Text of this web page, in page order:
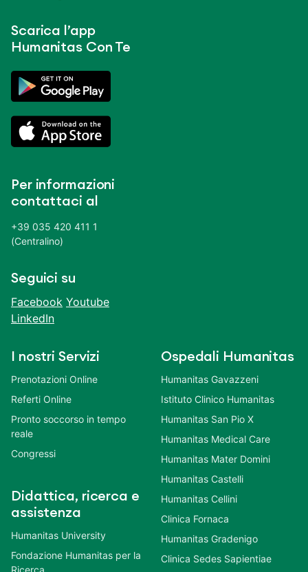
Scarica l’app
Humanitas Con Te
Per informazioni
contattaci al
+39 035 420 411 1
(Centralino)
Seguici su
Facebook Youtube
LinkedIn
I nostri Servizi
Prenotazioni Online
Referti Online
Pronto soccorso in tempo
reale
Congressi
Didattica, ricerca e
assistenza
Humanitas University
Fondazione Humanitas per la
Ricerca
Ospedali Humanitas
Humanitas Gavazzeni
Istituto Clinico Humanitas
Humanitas San Pio X
Humanitas Medical Care
Humanitas Mater Domini
Humanitas Castelli
Humanitas Cellini
Clinica Fornaca
Humanitas Gradenigo
Clinica Sedes Sapientiae